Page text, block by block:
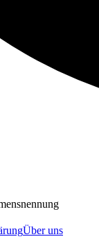
Über uns